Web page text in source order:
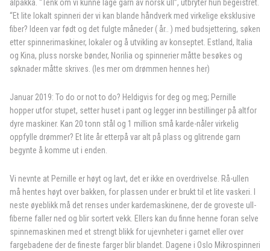
alpakka. “Tenk om vi kunne lage garn av norsk ull”, utbryter hun begeistret.
“Et lite lokalt spinneri der vi kan blande håndverk med virkelige eksklusive
fiber? Ideen var født og det fulgte måneder ( år.. ) med budsjettering, søken
etter spinnerimaskiner, lokaler og å utvikling av konseptet. Estland, Italia
og Kina, pluss norske bønder, Norilia og spinnerier måtte besøkes og
søknader måtte skrives. (les mer om drømmen hennes her)
Januar 2019: To do or not to do? Heldigvis for deg og meg; Pernille
hopper utfor stupet, setter huset i pant og legger inn bestillinger på altfor
dyre maskiner. Kan 20 tonn stål og 1 million små karde-nåler virkelig
oppfylle drømmer? Et lite år etterpå var alt på plass og glitrende garn
begynte å komme ut i enden.
Vi nevnte at Pernille er høyt og lavt, det er ikke en overdrivelse. Rå-ullen
må hentes høyt over bakken, for plassen under er brukt til et lite vaskeri. I
neste øyeblikk må det renses under kardemaskinene, der de groveste ull-
fiberne faller ned og blir sortert vekk. Ellers kan du finne henne foran selve
spinnemaskinen med et strengt blikk for ujevnheter i garnet eller over
fargebadene der de fineste farger blir blandet. Dagene i Oslo Mikrospinneri